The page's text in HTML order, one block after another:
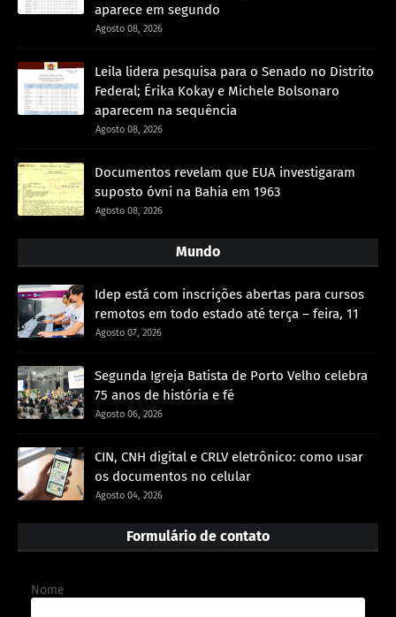
aparece em segundo
Agosto 08, 2026
Leila lidera pesquisa para o Senado no Distrito
Federal; Érika Kokay e Michele Bolsonaro
aparecem na sequência
Agosto 08, 2026
Documentos revelam que EUA investigaram
suposto óvni na Bahia em 1963
Agosto 08, 2026
Mundo
Idep está com inscrições abertas para cursos
remotos em todo estado até terça – feira, 11
Agosto 07, 2026
Segunda Igreja Batista de Porto Velho celebra
75 anos de história e fé
Agosto 06, 2026
CIN, CNH digital e CRLV eletrônico: como usar
os documentos no celular
Agosto 04, 2026
Formulário de contato
Nome